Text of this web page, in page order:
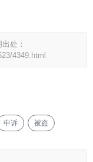
处：
4349.html
申诉 被盗